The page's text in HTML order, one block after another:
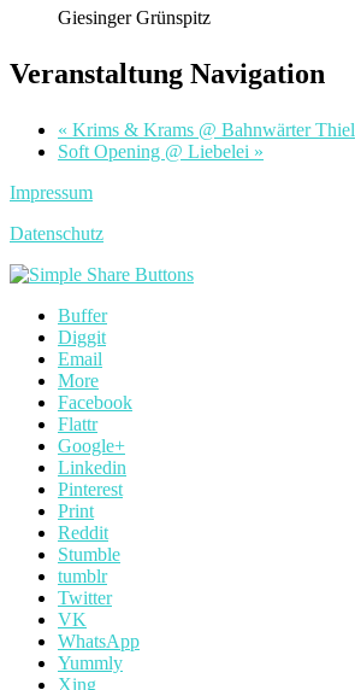
Giesinger Grünspitz
Veranstaltung Navigation
« Krims & Krams @ Bahnwärter Thiel
Soft Opening @ Liebelei »
Impressum
Datenschutz
Buffer
Diggit
Email
More
Facebook
Flattr
Google+
Linkedin
Pinterest
Print
Reddit
Stumble
tumblr
Twitter
VK
WhatsApp
Yummly
Xing